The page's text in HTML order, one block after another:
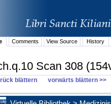
Comments View Source History
Scan 308
blättern vorwärts blättern >>